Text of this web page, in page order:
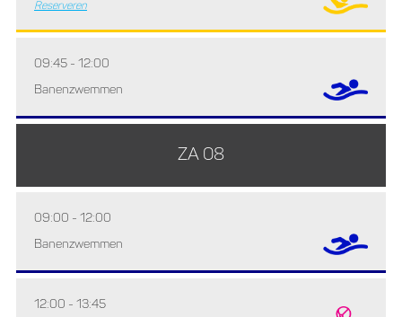
Reserveren
09:45 - 12:00
Banenzwemmen
ZA 08
09:00 - 12:00
Banenzwemmen
12:00 - 13:45